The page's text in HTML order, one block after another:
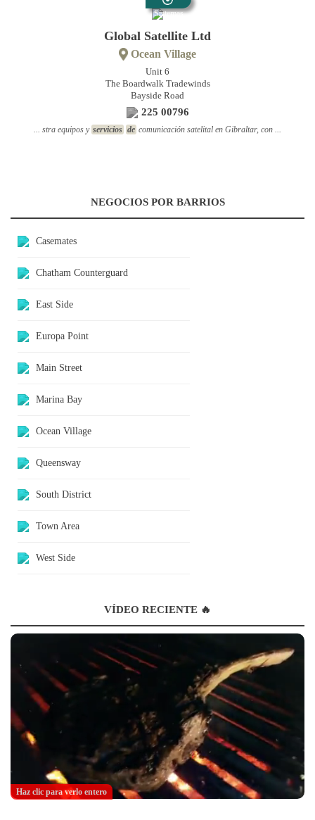
Sistemas
Global Satellite Ltd
Ocean Village
Unit 6
The Boardwalk Tradewinds
Bayside Road
225 00796
... stra equipos y servicios de comunicación satelital en Gibraltar, con ...
NEGOCIOS POR BARRIOS
Casemates
Chatham Counterguard
East Side
Europa Point
Main Street
Marina Bay
Ocean Village
Queensway
South District
Town Area
West Side
VÍDEO RECIENTE 🔥
Haz clic para verlo entero